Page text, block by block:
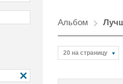
Альбом
20 на страницу